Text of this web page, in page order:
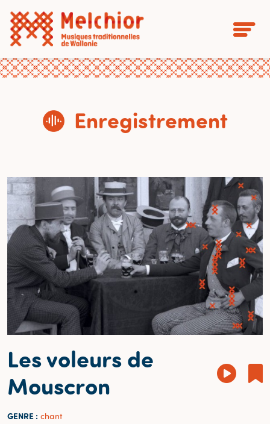
Enregistrement
Les voleurs de
Mouscron
GENRE : chant